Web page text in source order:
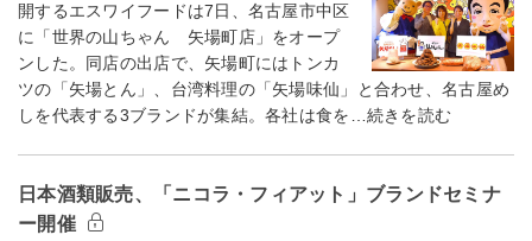
開するエスワイフードは7日、名古屋市中区
に「世界の山ちゃん 矢場町店」をオープ
ンした。同店の出店で、矢場町にはトンカ
ツの「矢場とん」、台湾料理の「矢場味仙」と合わせ、名古屋め
しを代表する3ブランドが集結。各社は食を…続きを読む
日本酒類販売、「ニコラ・フィアット」ブランドセミナ
ー開催